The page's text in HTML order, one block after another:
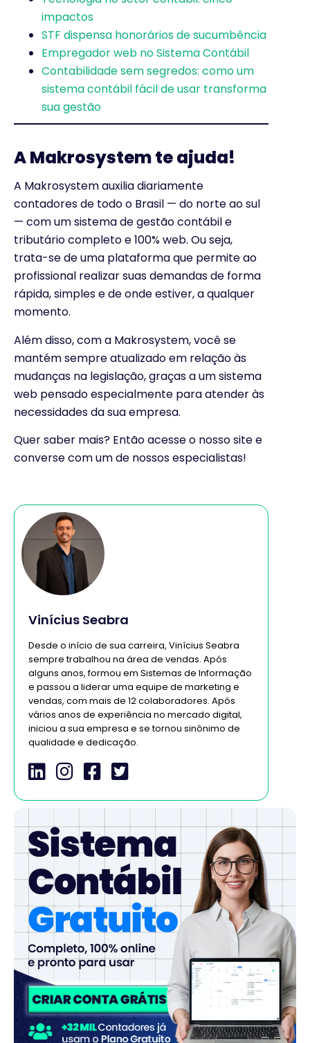
impactos
STF dispensa honorários de sucumbência
Empregador web no Sistema Contábil
Contabilidade sem segredos: como um
sistema contábil fácil de usar transforma
sua gestão
A Makrosystem te ajuda!
A Makrosystem auxilia diariamente
contadores de todo o Brasil — do norte ao sul
— com um sistema de gestão contábil e
tributário completo e 100% web. Ou seja,
trata-se de uma plataforma que permite ao
profissional realizar suas demandas de forma
rápida, simples e de onde estiver, a qualquer
momento.
Além disso, com a Makrosystem, você se
mantém sempre atualizado em relação às
mudanças na legislação, graças a um sistema
web pensado especialmente para atender às
necessidades da sua empresa.
Quer saber mais? Então acesse o nosso site e
converse com um de nossos especialistas!
Vinícius Seabra
Desde o início de sua carreira, Vinícius Seabra
sempre trabalhou na área de vendas. Após
alguns anos, formou em Sistemas de Informação
e passou a liderar uma equipe de marketing e
vendas, com mais de 12 colaboradores. Após
vários anos de experiência no mercado digital,
iniciou a sua empresa e se tornou sinônimo de
qualidade e dedicação.